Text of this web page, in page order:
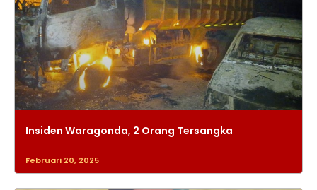
Insiden Waragonda, 2 Orang Tersangka
Februari 20, 2025